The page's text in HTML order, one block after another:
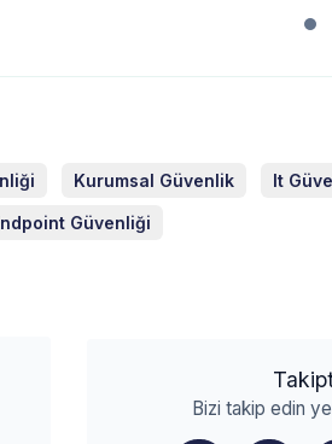
Kurumsal Güvenlik It
Güvenliği
Bizi takip edin